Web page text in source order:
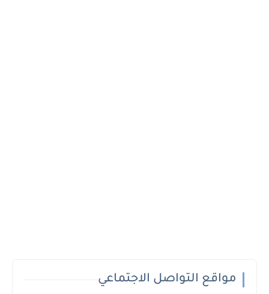
مواقع التواصل الاجتماعي